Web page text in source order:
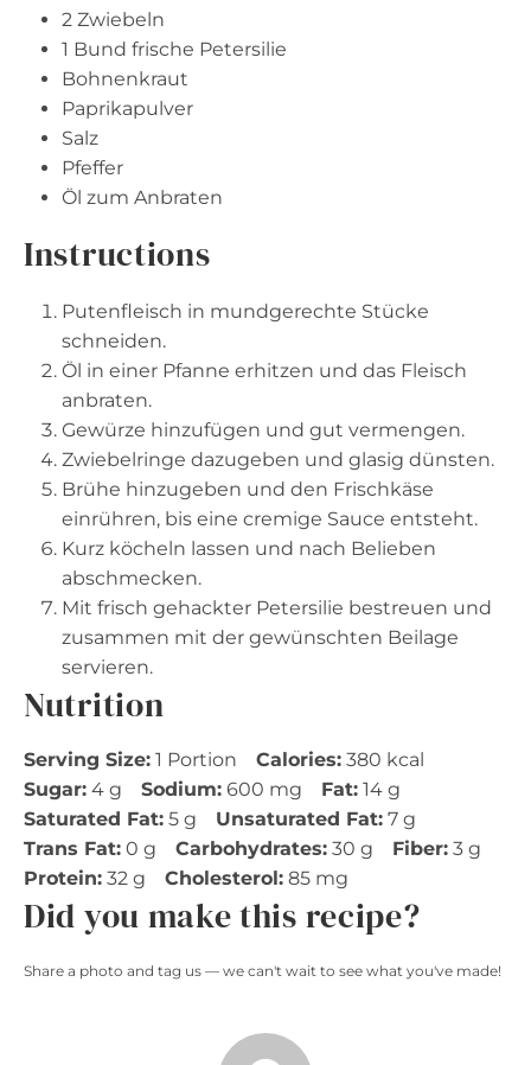
2 Zwiebeln
1 Bund frische Petersilie
Bohnenkraut
Paprikapulver
Salz
Pfeffer
Öl zum Anbraten
Instructions
Putenfleisch in mundgerechte Stücke
schneiden.
Öl in einer Pfanne erhitzen und das Fleisch
anbraten.
Gewürze hinzufügen und gut vermengen.
Zwiebelringe dazugeben und glasig dünsten.
Brühe hinzugeben und den Frischkäse
einrühren, bis eine cremige Sauce entsteht.
Kurz köcheln lassen und nach Belieben
abschmecken.
Mit frisch gehackter Petersilie bestreuen und
zusammen mit der gewünschten Beilage
servieren.
Nutrition
Serving Size: 1 Portion Calories: 380 kcal
Sugar: 4 g Sodium: 600 mg Fat: 14 g
Saturated Fat: 5 g Unsaturated Fat: 7 g
Trans Fat: 0 g Carbohydrates: 30 g Fiber: 3 g
Protein: 32 g Cholesterol: 85 mg
Did you make this recipe?
Share a photo and tag us — we can't wait to see what you've made!